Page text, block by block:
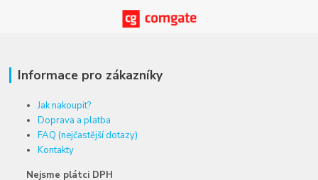
Informace pro zákazníky
Jak nakoupit?
Doprava a platba
FAQ (nejčastější dotazy)
Kontakty
Nejsme plátci DPH